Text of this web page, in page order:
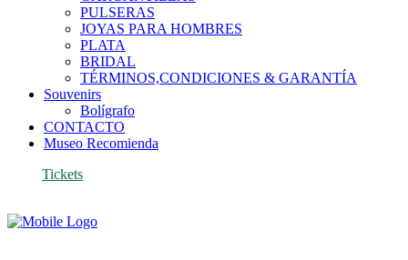
PULSERAS
JOYAS PARA HOMBRES
PLATA
BRIDAL
TÉRMINOS,CONDICIONES & GARANTÍA
Souvenirs
Bolígrafo
CONTACTO
Museo Recomienda
Tickets